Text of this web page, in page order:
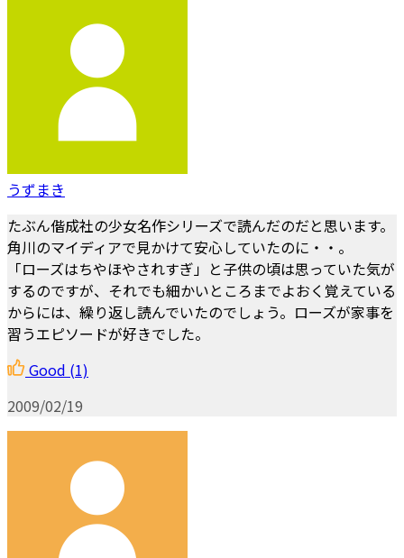
うずまき
たぶん偕成社の少女名作シリーズで読んだのだと思います。
角川のマイディアで見かけて安心していたのに・・。
「ローズはちやほやされすぎ」と子供の頃は思っていた気が
するのですが、それでも細かいところまでよおく覚えている
からには、繰り返し読んでいたのでしょう。ローズが家事を
習うエピソードが好きでした。
Good (1)
2009/02/19